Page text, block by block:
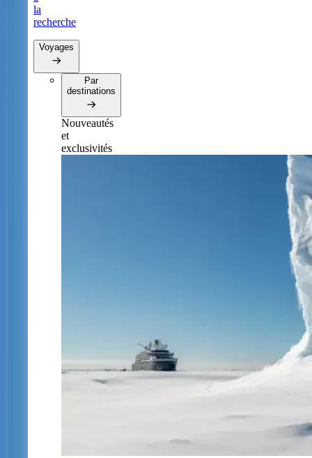
la
recherche
Voyages
Par
destinations
Nouveautés
et
exclusivités